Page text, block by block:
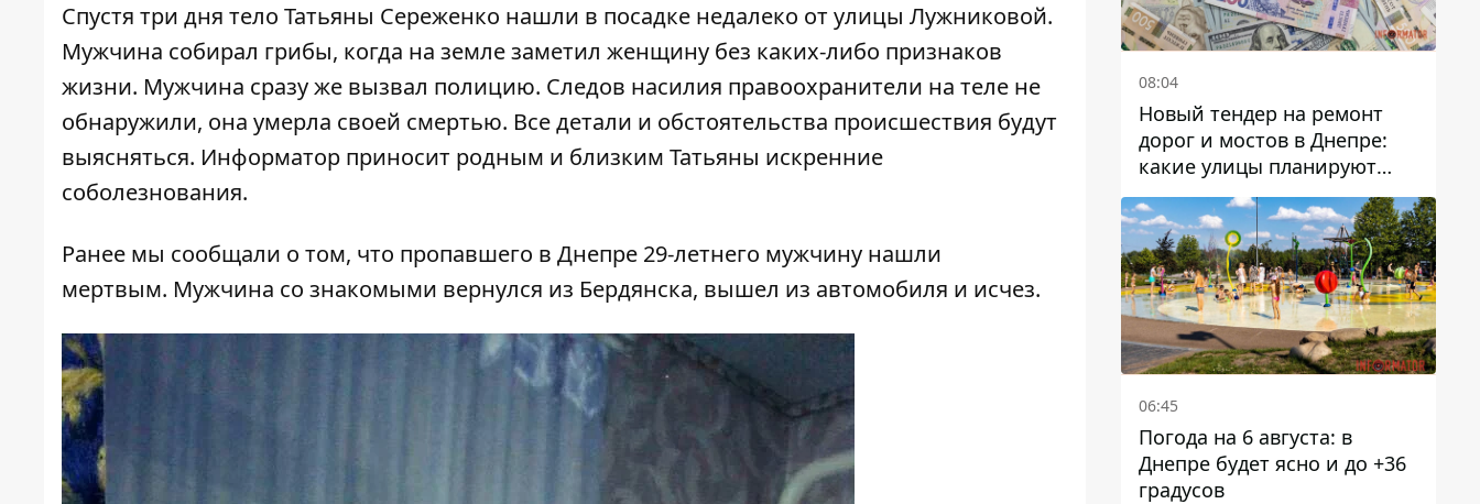
Спустя три дня тело Татьяны Сереженко нашли в посадке недалеко от улицы Лужниковой.
Мужчина собирал грибы, когда на земле заметил женщину без каких-либо признаков
жизни. Мужчина сразу же вызвал полицию. Следов насилия правоохранители на теле не
обнаружили, она умерла своей смертью. Все детали и обстоятельства происшествия будут
выясняться. Информатор приносит родным и близким Татьяны искренние
соболезнования.
Ранее мы сообщали о том, что пропавшего в Днепре 29-летнего мужчину нашли
мертвым. Мужчина со знакомыми вернулся из Бердянска, вышел из автомобиля и исчез.
08:04
Новый тендер на ремонт
дорог и мостов в Днепре:
какие улицы планируют
обновить и сколько
десятков миллионов гривен
на это хотят потратить
06:45
Погода на 6 августа: в
Днепре будет ясно и до +36
градусов